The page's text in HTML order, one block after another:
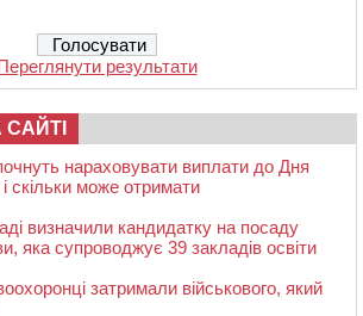
результати
нараховувати виплати до Дня
скільки може отримати
визначили кандидатку на посаду
яка супроводжує 39 закладів освіти
затримали військового, який